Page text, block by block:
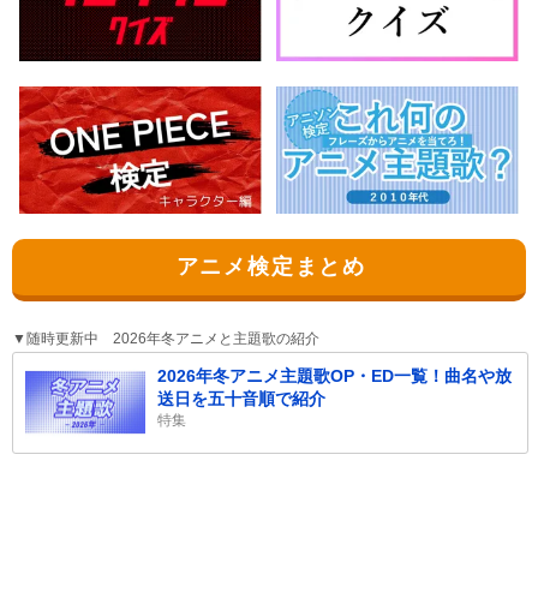
アニメ検定まとめ
▼随時更新中 2026年冬アニメと主題歌の紹介
2026年冬アニメ主題歌OP・ED一覧！曲名や放
送日を五十音順で紹介
特集